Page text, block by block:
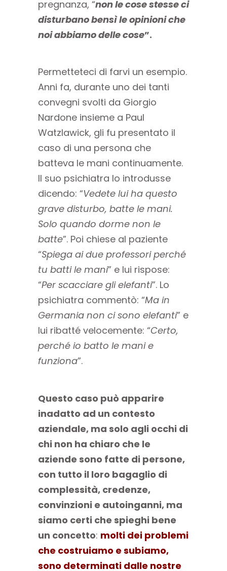
pregnanza, “non le cose stesse ci
disturbano bensì le opinioni che
noi abbiamo delle cose”.
Permetteteci di farvi un esempio.
Anni fa, durante uno dei tanti
convegni svolti da Giorgio
Nardone insieme a Paul
Watzlawick, gli fu presentato il
caso di una persona che
batteva le mani continuamente.
Il suo psichiatra lo introdusse
dicendo: “Vedete lui ha questo
grave disturbo, batte le mani.
Solo quando dorme non le
batte”. Poi chiese al paziente
“Spiega ai due professori perché
tu batti le mani” e lui rispose:
“Per scacciare gli elefanti”. Lo
psichiatra commentò: “Ma in
Germania non ci sono elefanti” e
lui ribatté velocemente: “Certo,
perché io batto le mani e
funziona”.
Questo caso può apparire
inadatto ad un contesto
aziendale, ma solo agli occhi di
chi non ha chiaro che le
aziende sono fatte di persone,
con tutto il loro bagaglio di
complessità, credenze,
convinzioni e autoinganni, ma
siamo certi che spieghi bene
un concetto: molti dei problemi
che costruiamo e subiamo,
sono determinati dalle nostre